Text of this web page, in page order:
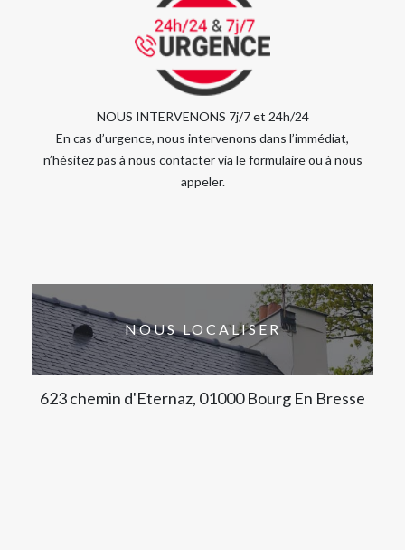
NOUS INTERVENONS 7j/7 et 24h/24
En cas d’urgence, nous intervenons dans l’immédiat,
n’hésitez pas à nous contacter via le formulaire ou à nous
appeler.
NOUS LOCALISER
623 chemin d'Eternaz, 01000 Bourg En Bresse